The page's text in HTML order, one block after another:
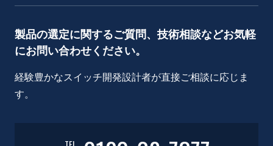
製品の選定に関するご質問、技術相談などお気軽
にお問い合わせください。
経験豊かなスイッチ開発設計者が直接ご相談に応じま
す。